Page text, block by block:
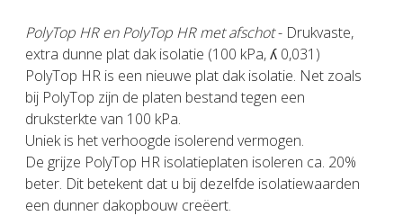
PolyTop HR en PolyTop HR met afschot- Drukvaste,
extra dunne plat dak isolatie (100 kPa, ʎ 0,031)
PolyTop HR is een nieuwe plat dak isolatie. Net zoals
bij PolyTop zijn de platen bestand tegen een
druksterkte van 100 kPa.
Uniek is het verhoogde isolerend vermogen.
De grijze PolyTop HR isolatieplaten isoleren ca. 20%
beter. Dit betekent dat u bij dezelfde isolatiewaarden
een dunner dakopbouw creëert.